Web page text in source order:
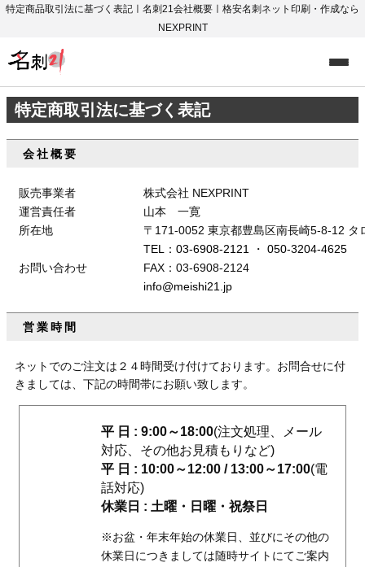
特定商品取引法に基づく表記ㅣ名刺21会社概要ㅣ格安名刺ネット印刷・作成なら
NEXPRINT
特定商取引法に基づく表記
会社概要
販売事業者
株式会社 NEXPRINT
運営責任者
山本 一寛
所在地
〒171-0052 東京都豊島区南長崎5-8-12 タ
お問い合わせ
TEL：03-6908-2121 ・ 050-3204-4625
FAX：03-6908-2124
info@meishi21.jp
営業時間
ネットでのご注文は２４時間受け付けております。お問合せに付
きましては、下記の時間帯にお願い致します。
平 日 : 9:00～18:00(注文処理、メール
対応、その他お見積もりなど)
平 日 : 10:00～12:00 / 13:00～17:00(電
話対応)
休業日 : 土曜・日曜・祝祭日
※お盆・年末年始の休業日、並びにその他の
休業日につきましては随時サイトにてご案内